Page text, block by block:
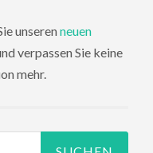
unseren neuen
verpassen Sie keine
mehr.